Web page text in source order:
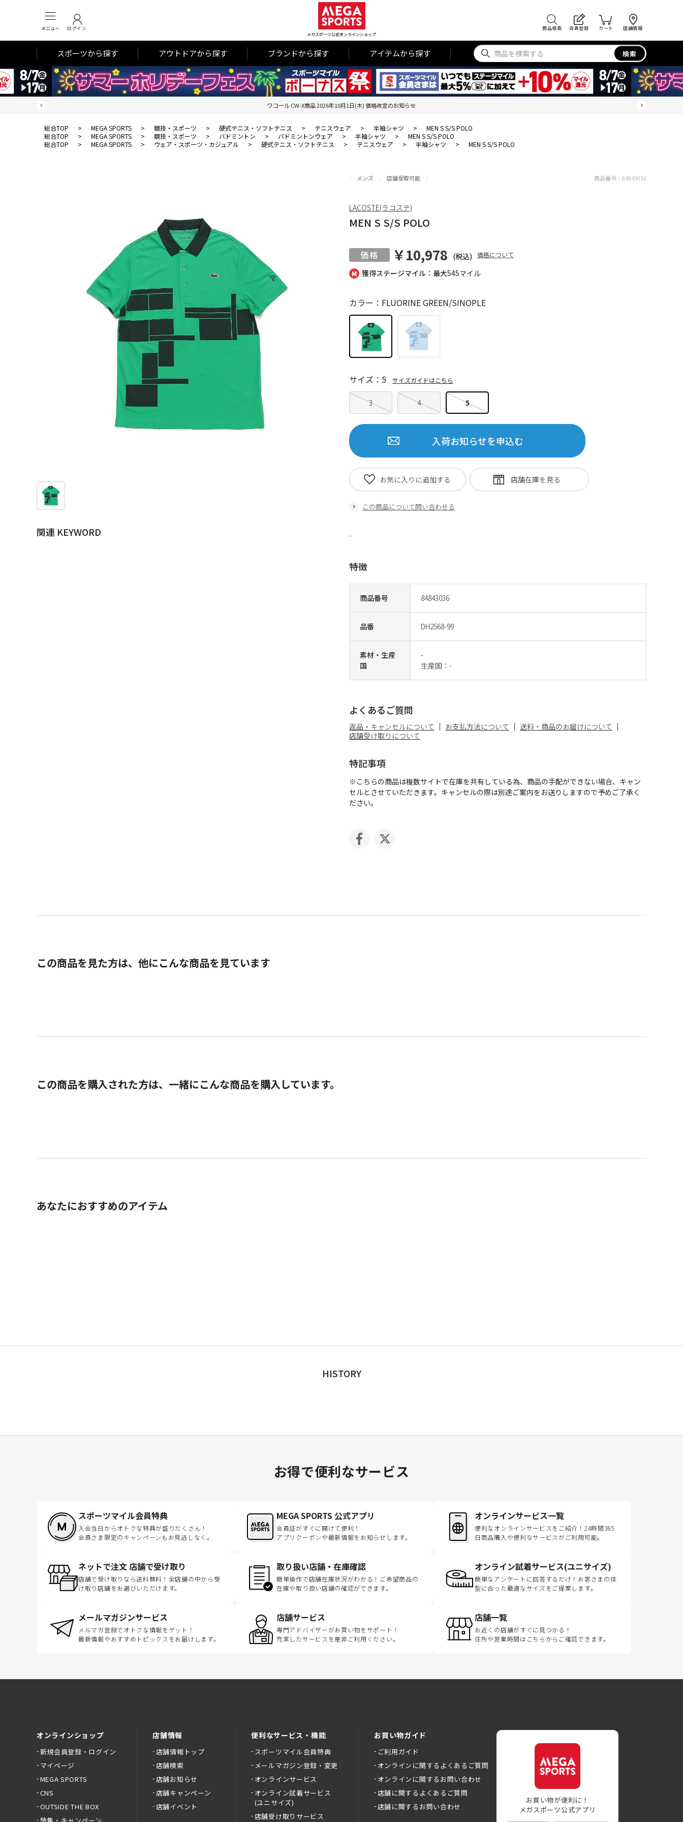
メニュー ログイン
メガスポーツ公式オンラインショップ
商品検索 会員登録 カート 店舗情報
スポーツから探す アウトドアから探す ブランドから探す アイテムから探す 検索
ワコール CW-X商品 2026年10月1日(木) 価格改定のお知らせ
総合TOP > MEGA SPORTS > 競技・スポーツ > 硬式テニス・ソフトテニス > テニスウェア > 半袖シャツ >
MEN S S/S POLO
総合TOP
> MEGA SPORTS > 競技・スポーツ > バドミントン > バドミントンウェア > 半袖シャツ >
MEN S S/S POLO
総合TOP
> MEGA SPORTS > ウェア・スポーツ・カジュアル > 硬式テニス・ソフトテニス > テニスウェア > 半袖シャツ > MEN S S/S POLO
関連 KEYWORD
獲得ステージマイル：最大545マイル
メンズ 店舗受取可能
MEN S S/S POLO
￥10,978 (税込) 価格について
商品番号 84843036
品番 DH2568-99
素材・生産
国
-
生産国：-
カラー：FLUORINE GREEN/SINOPLE
3 4 5
サイズ：5 サイズガイドはこちら
入荷お知らせを申込む
この商品について問い合わせる
お気に入りに追加する
商品番号： 84843036
LACOSTE(ラコステ)
-
特徴
よくあるご質問
返品・キャンセルについて お支払方法について
送料・商品のお届けについて
店舗受け取りについて
特記事項
※こちらの商品は複数サイトで在庫を共有している為、商品の手配ができない場合、キャン
セルとさせていただきます。キャンセルの際は別途ご案内をお送りしますので予めご了承く
ださい。
この商品を見た方は、他にこんな商品を見ています
この商品を購入された方は、一緒にこんな商品を購入しています。
あなたにおすすめのアイテム
HISTORY
お得で便利なサービス
スポーツマイル会員特典
入会当日からオトクな特典が盛りだくさん！
会員さま限定のキャンペーンもお見逃しなく。
MEGA SPORTS 公式アプリ
会員証がすぐに開けて便利！
アプリクーポンや最新情報をお知らせします。
オンラインサービス一覧
便利なオンラインサービスをご紹介！24時間365
日商品購入や便利なサービスがご利用可能。
ネットで注文 店舗で受け取り
店舗で受け取りなら送料無料！全店舗の中から受
け取り店舗をお選びいただけます。
取り扱い店舗・在庫確認
簡単操作で店舗在庫状況がわかる！ご希望商品の
在庫や取り扱い店舗の確認ができます。
オンライン試着サービス(ユニサイズ)
簡単なアンケートに回答するだけ！お客さまの体
型に合った最適なサイズをご提案します。
メールマガジンサービス
メルマガ登録でオトクな情報をゲット！
最新情報やおすすめトピックスをお届けします。
店舗サービス
専門アドバイザーがお買い物をサポート！
充実したサービスを是非ご利用ください。
店舗一覧
お近くの店舗がすぐに見つかる！
住所や営業時間はこちらからご確認できます。
オンラインショップ
新規会員登録・ログイン
マイページ
MEGA SPORTS
CNS
OUTSIDE THE BOX
店舗情報
店舗情報トップ
店舗検索
店舗お知らせ
店舗キャンペーン
店舗イベント
便利なサービス・機能
スポーツマイル会員特典
メールマガジン登録・変更
オンラインサービス
オンライン試着サービス
(ユニサイズ)
店舗受け取りサービス
お買い物ガイド
ご利用ガイド
オンラインに関するよくあるご質問
オンラインに関するお問い合わせ
店舗に関するよくあるご質問
店舗に関するお問い合わせ
お買い物が便利に！
メガスポーツ公式アプリ